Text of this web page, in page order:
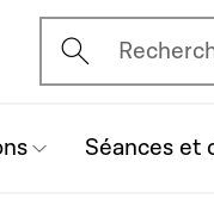
Ouvrir l'écran
Séances et